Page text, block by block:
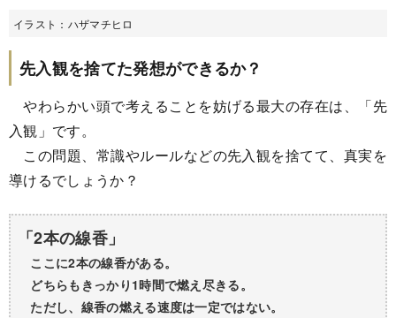
イラスト：ハザマチヒロ
先入観を捨てた発想ができるか？
やわらかい頭で考えることを妨げる最大の存在は、「先
入観」です。
この問題、常識やルールなどの先入観を捨てて、真実を
導けるでしょうか？
「2本の線香」
ここに2本の線香がある。
どちらもきっかり1時間で燃え尽きる。
ただし、線香の燃える速度は一定ではない。